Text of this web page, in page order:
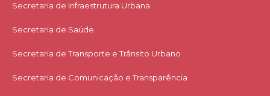
Secretaria de Infraestrutura Urbana
Secretaria de Saúde
Secretaria de Transporte e Trânsito Urbano
Secretaria de Comunicação e Transparência